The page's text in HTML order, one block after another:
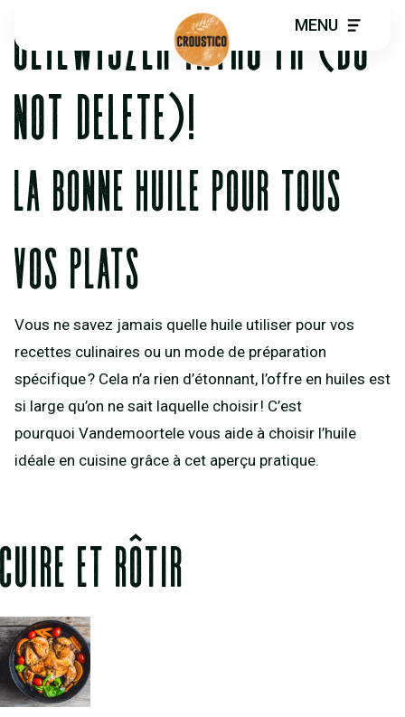
MENU
OLIEWIJZER INTRO FR (DO
NOT DELETE)!
LA BONNE HUILE POUR TOUS
VOS PLATS
Vous ne savez jamais quelle huile utiliser pour vos
recettes culinaires ou un mode de préparation
spécifique ? Cela n’a rien d’étonnant, l’offre en huiles est
si large qu’on ne sait laquelle choisir ! C’est
pourquoi Vandemoortele vous aide à choisir l’huile
idéale en cuisine grâce à cet aperçu pratique.
CUIRE ET RÔTIR